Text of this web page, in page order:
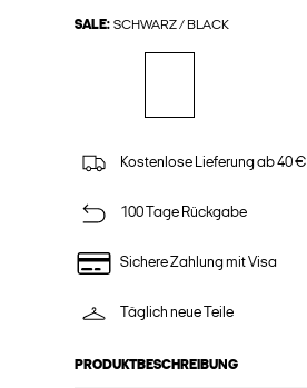
SALE: SCHWARZ / BLACK
Kostenlose Lieferung ab 40 €
100 Tage Rückgabe
Sichere Zahlung mit Visa
Täglich neue Teile
PRODUKTBESCHREIBUNG